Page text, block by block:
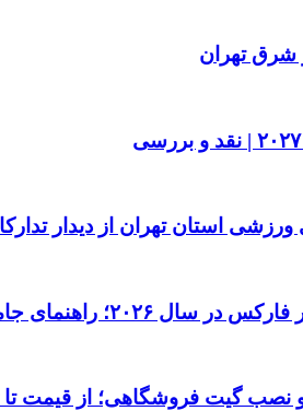
شرق تهران
استان تهران از دیدار
جامع تریدرهای حرفه‌ای
و نصب گیت فروشگاهی؛ از قیمت